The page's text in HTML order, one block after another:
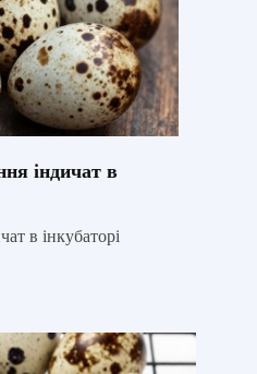
індичат в
в інкубаторі